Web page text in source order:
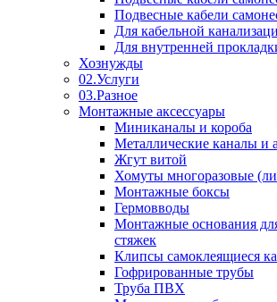
Подвесные кабели
Для кабельной
Для внутренней
Хознужды
02.Услуги
03.Разное
Монтажные аксессуары
Миниканалы и короба
Металлические каналы и
Жгут витой
Хомуты многоразовые
Монтажные боксы
Гермовводы
Монтажные основания
стяжек
Клипсы самоклеящиеся
Гофрированные трубы
Труба ПВХ